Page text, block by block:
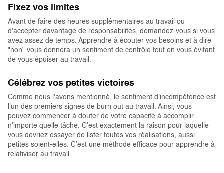
Fixez vos limites
Avant de faire des heures supplémentaires au travail ou
d'accepter davantage de responsabilités, demandez-vous si vous
avez assez de temps. Apprendre à écouter vos besoins et à dire
"non" vous donnera un sentiment de contrôle tout en vous évitant
de vous épuiser au travail.
Célébrez vos petites victoires
Comme nous l'avons mentionné, le sentiment d'incompétence est
l'un des premiers signes de burn out au travail. Ainsi, vous
pouvez commencer à douter de votre capacité à accomplir
n'importe quelle tâche. C'est exactement la raison pour laquelle
vous devriez essayer de lister toutes vos réalisations, aussi
petites soient-elles. C’est une méthode efficace pour apprendre à
relativiser au travail.